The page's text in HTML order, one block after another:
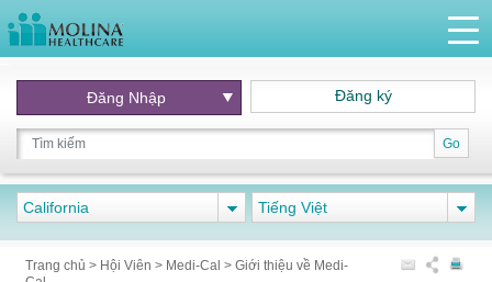
Go
Đăng Nhập Đăng ký
California Tiếng Việt
Trang chủ > Hội Viên > Medi-Cal > Giới thiệu về Medi-